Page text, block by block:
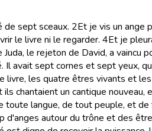
de sept sceaux. 2Et je vis un ange
le livre ni le regarder. 4Et je
le rejeton de David, a vaincu
avait sept cornes et sept yeux,
livre, les quatre êtres vivants et
ils chantaient un cantique nouveau,
toute langue, de tout peuple, et
d'anges autour du trône et des